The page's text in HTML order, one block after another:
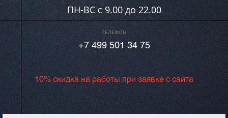
ПН-ВC c 9.00 до 22.00
ТЕЛЕФОН
+7 499 501 34 75
10% скидка на работы при заявке с сайта